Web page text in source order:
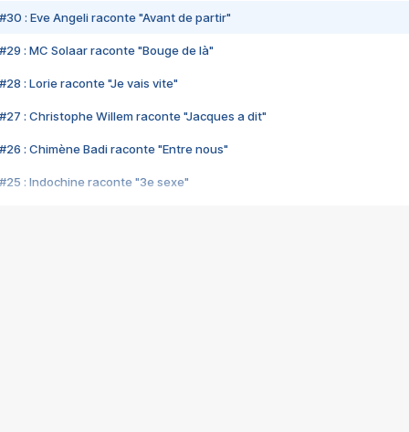
#30 : Eve Angeli raconte "Avant de partir"
#29 : MC Solaar raconte "Bouge de là"
#28 : Lorie raconte "Je vais vite"
#27 : Christophe Willem raconte "Jacques a dit"
#26 : Chimène Badi raconte "Entre nous"
#25 : Indochine raconte "3e sexe"